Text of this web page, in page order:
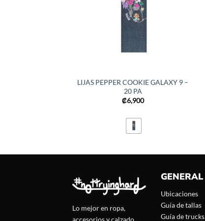
LIJAS PEPPER COOKIE GALAXY 9 –
20 PA
₡6,900
Lo mejor en ropa,
GENERAL
Ubicaciones
Guía de tallas
Guía de trucks